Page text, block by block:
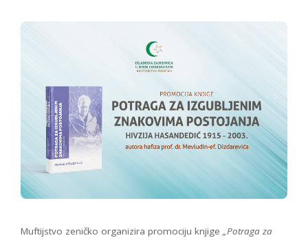
Muftijstvo zeničko organizira promociju knjige „Potraga za